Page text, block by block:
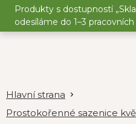
Přejít
obsah
Produkty s dostupností
odesíláme do 1–3
Prostokořenné sazenice